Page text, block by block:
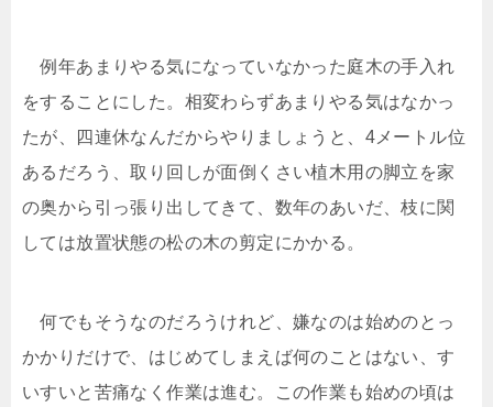
例年あまりやる気になっていなかった庭木の手入れ
をすることにした。相変わらずあまりやる気はなかっ
たが、四連休なんだからやりましょうと、4メートル位
あるだろう、取り回しが面倒くさい植木用の脚立を家
の奥から引っ張り出してきて、数年のあいだ、枝に関
しては放置状態の松の木の剪定にかかる。
何でもそうなのだろうけれど、嫌なのは始めのとっ
かかりだけで、はじめてしまえば何のことはない、す
いすいと苦痛なく作業は進む。この作業も始めの頃は